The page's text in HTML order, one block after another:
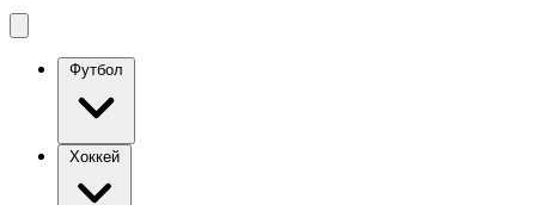
Футбол
Хоккей